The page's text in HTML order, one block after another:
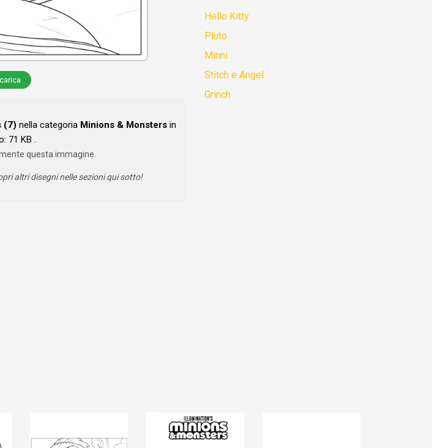
(7) nella categoria Minions & Monstersin
71 KB .
questa immagine.
altri disegni nelle sezioni qui sotto!
Hello Kitty
Pluto
Minni
Stitch e Angel
Grinch